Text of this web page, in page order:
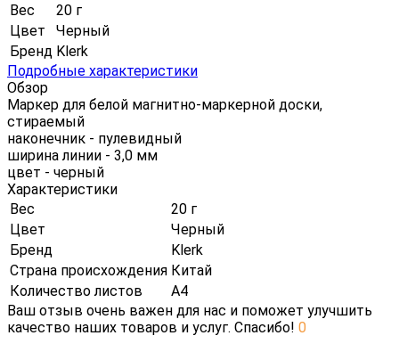
Вес
20 г
Цвет
Черный
Бренд Klerk
Подробные характеристики
Обзор
Маркер для белой магнитно-маркерной доски,
стираемый
наконечник - пулевидный
ширина линии - 3,0 мм
цвет - черный
Характеристики
Вес
20 г
Цвет
Черный
Бренд
Klerk
Страна происхождения Китай
Количество листов
А4
Ваш отзыв очень важен для нас и поможет улучшить
качество наших товаров и услуг. Спасибо! 0